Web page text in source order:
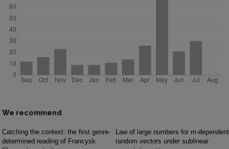
We recommend
Catching the context: the first genre-
determined reading of Francysk
Law of large numbers for m-dependent
random vectors under sublinear